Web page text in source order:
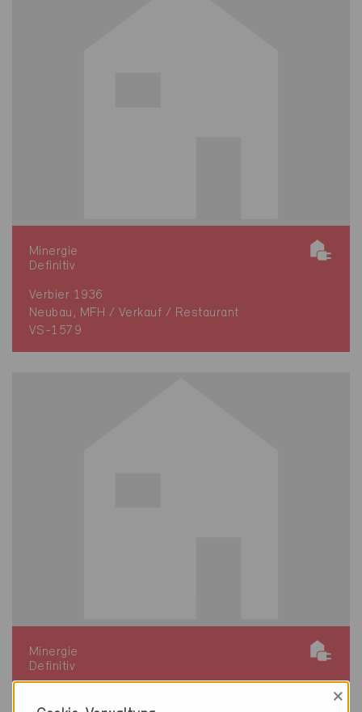
Minergie
Definitiv
Verbier 1936
Neubau, MFH / Verkauf / Restaurant
VS-1579
Minergie
Definitiv
×